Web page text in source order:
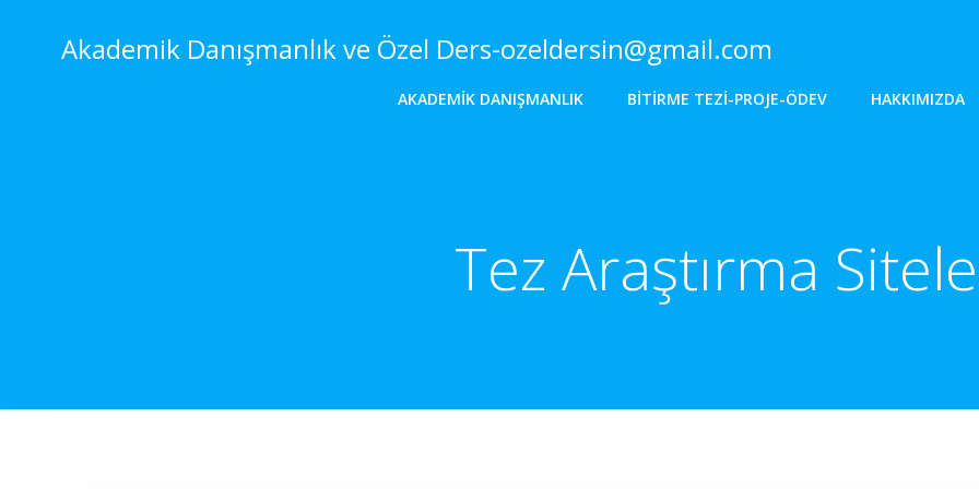
Akademik Danışmanlık ve Özel Ders-ozeldersin@gmail.com
AKADEMIK DANIŞMANLIK BITIRME TEZI-PROJE-ÖDEV HAKKIMIZDA
Tez Araştırma